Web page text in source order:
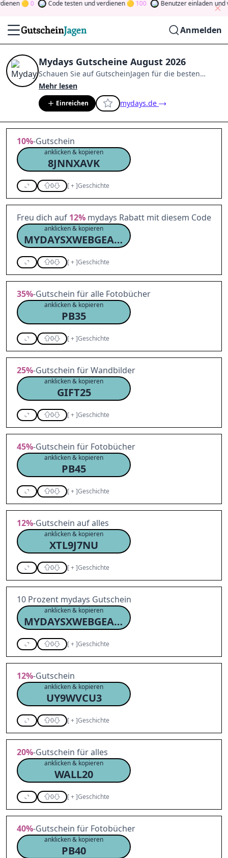
0 Code testen und verdienen 100 Benutzer einladen und
Anmelden
Mydays Gutscheine August 2026
Schauen Sie auf GutscheinJagen für die besten
Mydays-Angebote im
der Community
und verdienen Sie Tokens, indem Sie
durch Abstimmen, Testen, Teilen und mehr
beitragen. Drehen Sie den Glücksklee
Sie Geld
Mehr lesen
Einreichen mydays.de
10%-Gutschein
anklicken & kopieren
8JNNXAVK
0 [+]Geschichte
Freu dich auf 12% mydays Rabatt mit diesem Code
anklicken & kopieren
MYDAYSXWEBGEARS12P08
0 [+]Geschichte
35%-Gutschein für alle Fotobücher
anklicken & kopieren
PB35
0 [+]Geschichte
25%-Gutschein für Wandbilder
anklicken & kopieren
GIFT25
0 [+]Geschichte
45%-Gutschein für Fotobücher
anklicken & kopieren
PB45
0 [+]Geschichte
12%-Gutschein auf alles
anklicken & kopieren
XTL9J7NU
0 [+]Geschichte
10 Prozent mydays Gutschein
anklicken & kopieren
MYDAYSXWEBGEARS10P07
0 [+]Geschichte
12%-Gutschein
anklicken & kopieren
UY9WVCU3
0 [+]Geschichte
20%-Gutschein für alles
anklicken & kopieren
WALL20
0 [+]Geschichte
40%-Gutschein für Fotobücher
anklicken & kopieren
PB40